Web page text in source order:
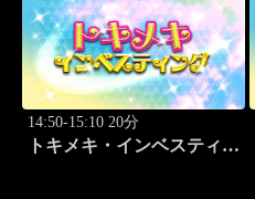
14:50-15:10 20分
トキメキ・インベスティン